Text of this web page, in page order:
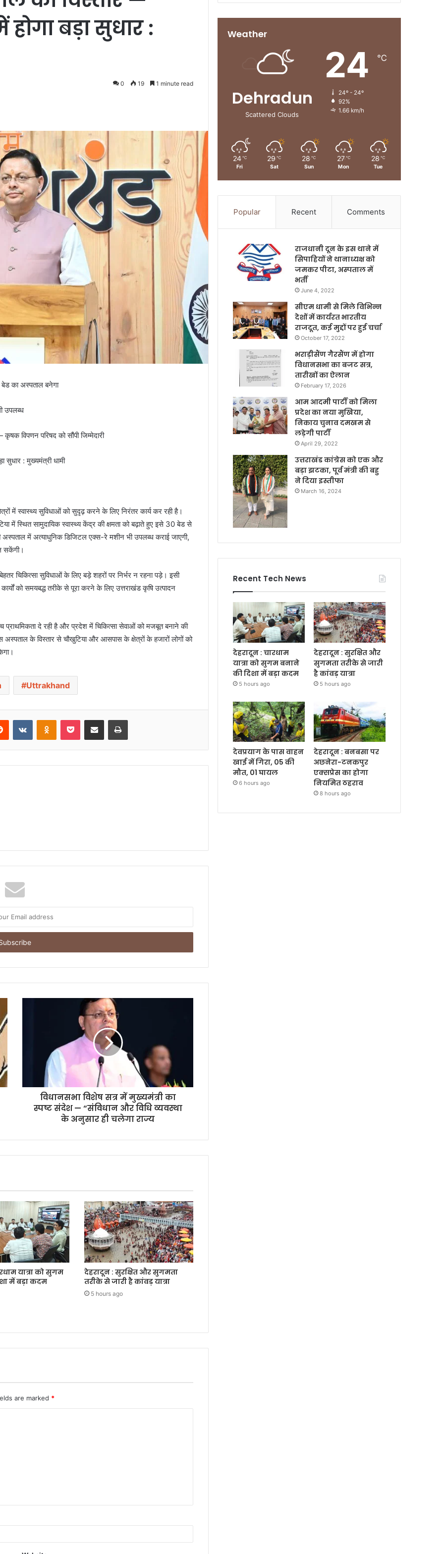
बड़ा सुधार :
0 19 1 minute read
का अस्पताल बनेगा
उपलब्ध
विपणन परिषद को सौंपी जिम्मेदारी
सुधार : मुख्यमंत्री धामी
में स्वास्थ्य सुविधाओं को सुदृढ़ करने के लिए निरंतर कार्य कर रही है।
में स्थित सामुदायिक स्वास्थ्य केंद्र की क्षमता को बढ़ाते हुए इसे 30 बेड से
में अत्याधुनिक डिजिटल एक्स-रे मशीन भी उपलब्ध कराई जाएगी,
सकेंगी।
चिकित्सा सुविधाओं के लिए बड़े शहरों पर निर्भर न रहना पड़े। इसी
को समयबद्ध तरीके से पूरा करने के लिए उत्तराखंड कृषि उत्पादन
प्राथमिकता दे रही है और प्रदेश में चिकित्सा सेवाओं को मजबूत बनाने की
अस्पताल के विस्तार से चौखुटिया और आसपास के क्षेत्रों के हजारों लोगों को
Uttrakhand
विधानसभा विशेष सत्र में मुख्यमंत्री का
स्पष्ट संदेश — “संविधान और विधि व्यवस्था
के अनुसार ही चलेगा राज्य
यात्रा को सुगम
में बड़ा कदम
देहरादून : सुरक्षित और सुगमता
तरीके से जारी है कांवड़ यात्रा
5 hours ago
are marked *
Weather
Dehradun
Scattered Clouds
24 ℃
24º - 24º
92%
1.66 km/h
24 ℃
Fri
29 ℃
Sat
28 ℃
Sun
27 ℃
Mon
28 ℃
Tue
Popular Recent Comments
राजधानी दून के इस थाने में
सिपाहियों ने थानाध्यक्ष को
जमकर पीटा, अस्पताल में
भर्ती
June 4, 2022
सीएम धामी से मिले विभिन्न
देशों में कार्यरत भारतीय
राजदूत, कई मुद्दों पर हुई चर्चा
October 17, 2022
भराड़ीसैंण गैरसैंण में होगा
विधानसभा का बजट सत्र,
तारीखों का ऐलान
February 17, 2026
आम आदमी पार्टी को मिला
प्रदेश का नया मुखिया,
निकाय चुनाव दमखम से
लड़ेगी पार्टी
April 29, 2022
उत्तराखंड कांग्रेस को एक और
बड़ा झटका, पूर्व मंत्री की बहु
ने दिया इस्तीफा
March 16, 2024
Recent Tech News
देहरादून : चारधाम
यात्रा को सुगम बनाने
की दिशा में बड़ा कदम
5 hours ago
देहरादून : सुरक्षित और
सुगमता तरीके से जारी
है कांवड़ यात्रा
5 hours ago
देवप्रयाग के पास वाहन
खाई में गिरा, 05 की
मौत, 01 घायल
6 hours ago
देहरादून : बनबसा पर
अछनेरा-टनकपुर
एक्सप्रेस का होगा
नियमित ठहराव
8 hours ago